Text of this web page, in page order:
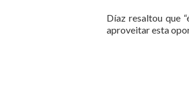
Díaz resaltou que
aproveitar esta